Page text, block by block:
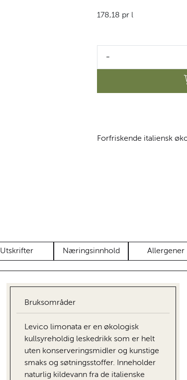
178,18 pr l
-
Forfriskende italiensk
Utskrifter Næringsinnhold Allergener
Bruksområder
Levico limonata er en økologisk
kullsyreholdig leskedrikk som er helt
uten konserveringsmidler og kunstige
smaks og søtningsstoffer. Inneholder
naturlig kildevann fra de italienske